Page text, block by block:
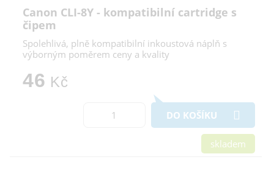
Canon CLI-8Y - kompatibilní cartridge s
čipem
Spolehlivá, plně kompatibilní inkoustová náplň s
výborným poměrem ceny a kvality
46 Kč
DO KOŠÍKU
skladem